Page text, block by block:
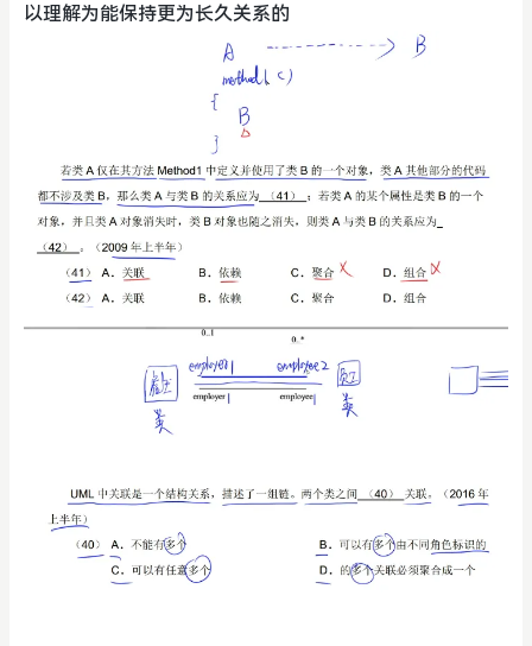
以理解为能保持更为长久关系的